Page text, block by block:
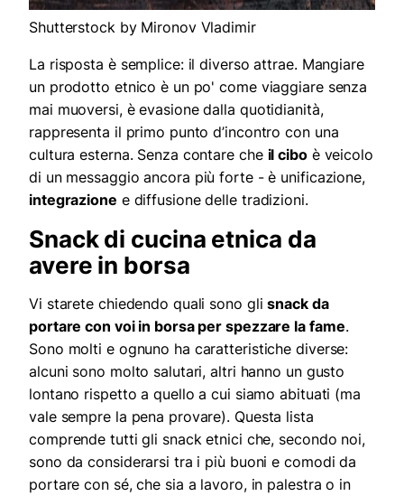
Shutterstock by Mironov Vladimir
La risposta è semplice: il diverso attrae. Mangiare
un prodotto etnico è un po' come viaggiare senza
mai muoversi, è evasione dalla quotidianità,
rappresenta il primo punto d’incontro con una
cultura esterna. Senza contare che il ciboè veicolo
di un messaggio ancora più forte - è unificazione,
integrazione e diffusione delle tradizioni.
Snack di cucina etnica da
avere in borsa
Vi starete chiedendo quali sono glisnack da
portare con voi in borsa per spezzare la fame.
Sono molti e ognuno ha caratteristiche diverse:
alcuni sono molto salutari, altri hanno un gusto
lontano rispetto a quello a cui siamo abituati (ma
vale sempre la pena provare). Questa lista
comprende tutti gli snack etnici che, secondo noi,
sono da considerarsi tra i più buoni e comodi da
portare con sé, che sia a lavoro, in palestra o in